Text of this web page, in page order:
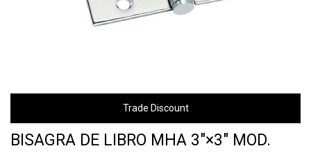
Trade Discount
BISAGRA DE LIBRO MHA 3"×3" MOD.